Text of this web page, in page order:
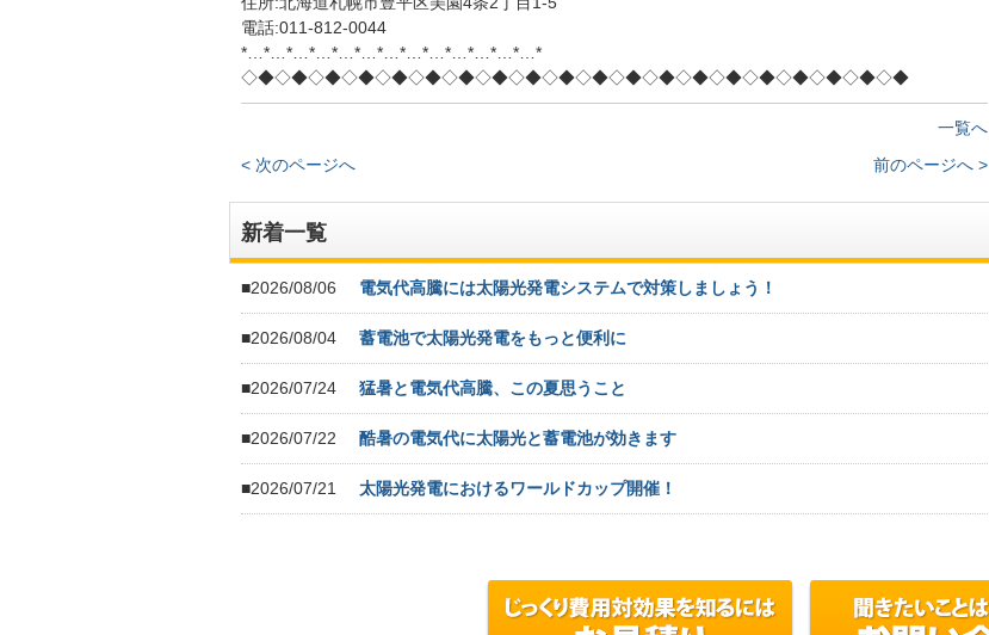
電話:011-812-0044
*…*…*…*…*…*…*…*…*…*…*…*…*…*
◇◆◇◆◇◆◇◆◇◆◇◆◇◆◇◆◇◆◇◆◇◆◇◆◇◆◇◆◇◆◇◆◇◆◇◆◇◆◇◆
一覧へ
< 次のページへ
前のページへ >
新着一覧
■2026/08/06 電気代高騰には太陽光発電システムで対策しましょう！
■2026/08/04 蓄電池で太陽光発電をもっと便利に
■2026/07/24 猛暑と電気代高騰、この夏思うこと
■2026/07/22 酷暑の電気代に太陽光と蓄電池が効きます
■2026/07/21 太陽光発電におけるワールドカップ開催！